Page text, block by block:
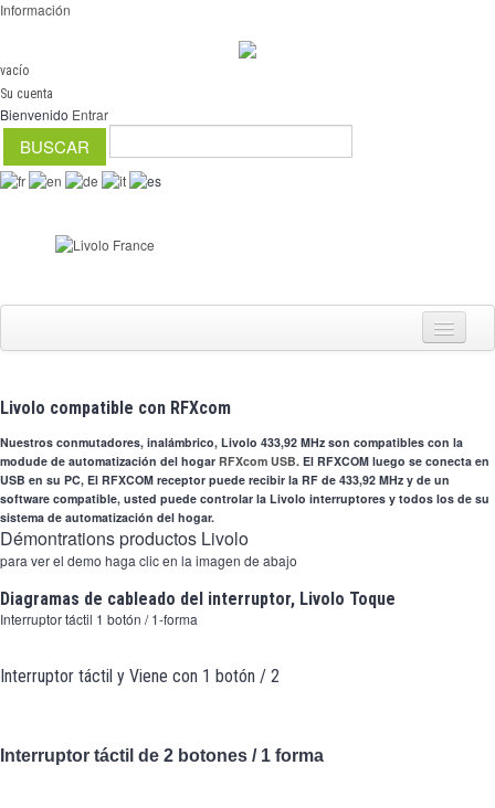
Información
vacío
Su cuenta
Bienvenido Entrar
Interruptores
regulador
2 Ways
tomado
accesorios
Pièces
Programa de revendedor - LIVOLO Francia Sitio Oficial
Livolo compatible con RFXcom
Nuestros conmutadores, inalámbrico, Livolo 433,92 MHz son compatibles con la
modude de automatización del hogar RFXcom USB. El RFXCOM luego se conecta en
USB en su PC, El RFXCOM receptor puede recibir la RF de 433,92 MHz y de un
software compatible, usted puede controlar la Livolo interruptores y todos los de su
sistema de automatización del hogar.
Démontrations productos Livolo
para ver el demo haga clic en la imagen de abajo
Diagramas de cableado del interruptor, Livolo Toque
Interruptor táctil 1 botón / 1-forma
Interruptor táctil y Viene con 1 botón / 2
Interruptor táctil de 2 botones / 1 forma